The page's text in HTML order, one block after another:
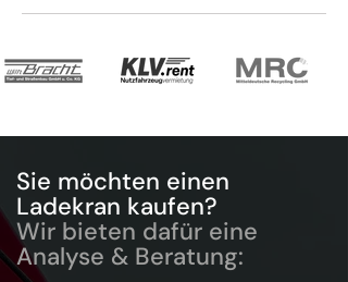
Sie möchten einen
Ladekran kaufen?
Wir bieten dafür eine
Analyse & Beratung: